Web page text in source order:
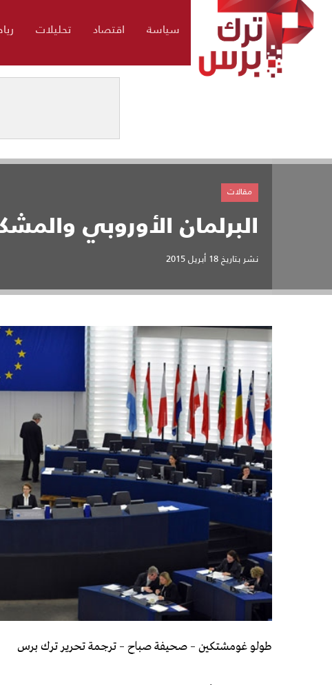
سياسة اقتصاد تحليلات
البرلمان الأوروبي
نشر بتاريخ18 أبريل 2015
مقالات
طولو غومشتكين – صحيفة صباح – ترجمة تحرير ترك برس